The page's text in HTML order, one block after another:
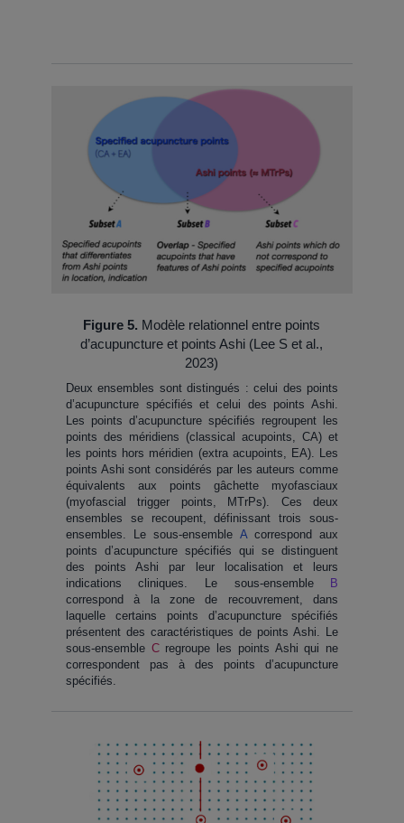
Figure 5. Modèle relationnel entre points
d’acupuncture et points Ashi (Lee S et al.,
2023)
Deux ensembles sont distingués : celui des points
d’acupuncture spécifiés et celui des points Ashi.
Les points d’acupuncture spécifiés regroupent les
points des méridiens (classical acupoints, CA) et
les points hors méridien (extra acupoints, EA). Les
points Ashi sont considérés par les auteurs comme
équivalents aux points gâchette myofasciaux
(myofascial trigger points, MTrPs). Ces deux
ensembles se recoupent, définissant trois sous-
ensembles. Le sous-ensemble Acorrespond aux
points d’acupuncture spécifiés qui se distinguent
des points Ashi par leur localisation et leurs
indications cliniques. Le sous-ensemble
B
correspond à la zone de recouvrement, dans
laquelle certains points d’acupuncture spécifiés
présentent des caractéristiques de points Ashi. Le
sous-ensemble Cregroupe les points Ashi qui ne
correspondent pas à des points d’acupuncture
spécifiés.